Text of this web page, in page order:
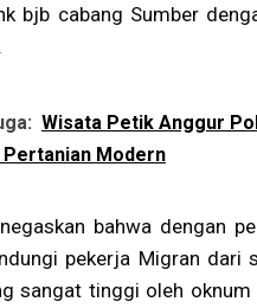
bjb cabang Sumber
Wisata Petik Anggur
Pertanian Modern
bahwa dengan
pekerja Migran dari
sangat tinggi oleh